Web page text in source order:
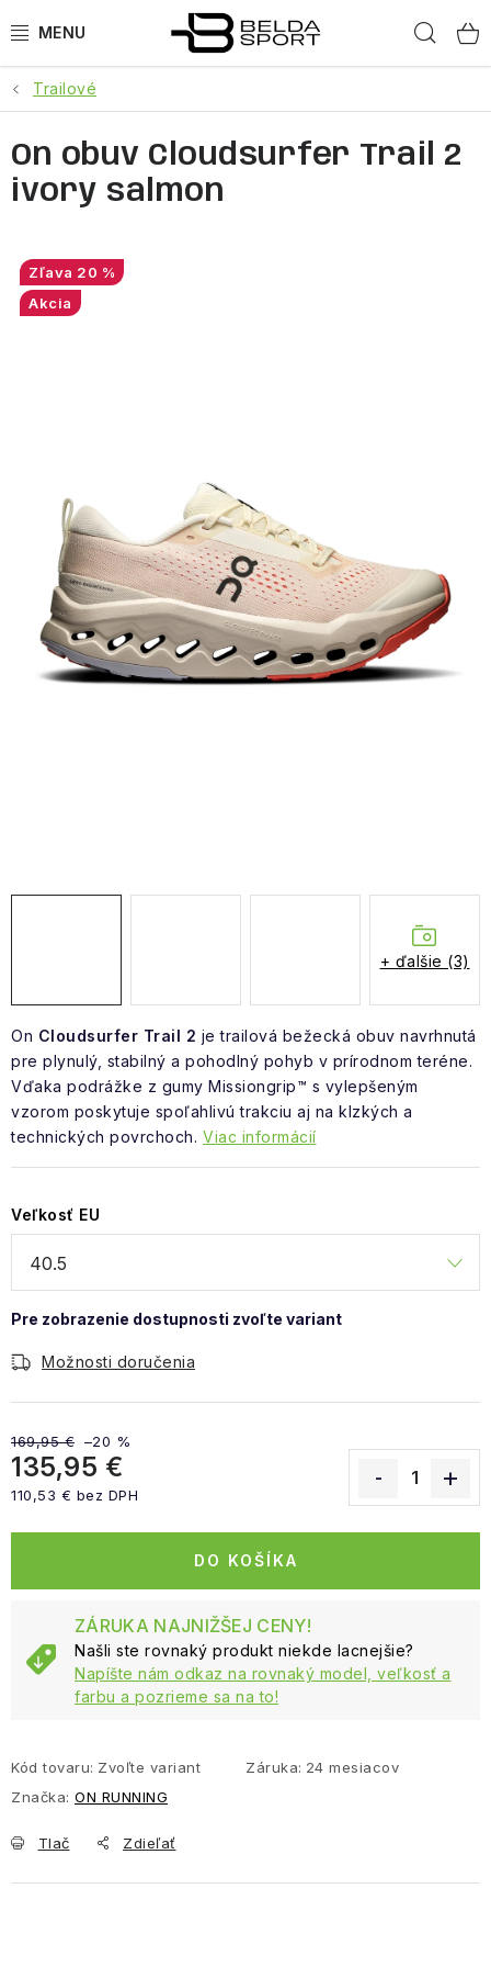
na
ŠPORTY
BEH
BOGNER
GOLDBERGH
OBLEČENIE
NAŠE SLUŽBY
VÝPREDAJ
ZNAČKY
Vrátenie a výmena Doprava a platba
Blog
Trailové
On Cloudsurfer Trail 2 je trailová bežecká obuv navrhnutá
pre plynulý, stabilný a pohodlný pohyb v prírodnom teréne.
Vďaka podrážke z gumy Missiongrip™ s vylepšeným
vzorom poskytuje spoľahlivú trakciu aj na klzkých a
technických povrchoch. Viac informácií
Veľkosť EU
Možnosti doručenia
169,95 € –20 %
135,95 €
110,53 € bez DPH
DO KOŠÍKA
ZÁRUKA NAJNIŽŠEJ CENY!
Našli ste rovnaký produkt niekde lacnejšie?
Napíšte nám odkaz na rovnaký model, veľkosť a
farbu a pozrieme sa na to!
Kód tovaru: Zvoľte variant Záruka: 24 mesiacov
Značka: ON RUNNING
Tlač Zdieľať
On obuv Cloudsurfer Trail 2
ivory salmon
20 %
Akcia
+ ďalšie (3)